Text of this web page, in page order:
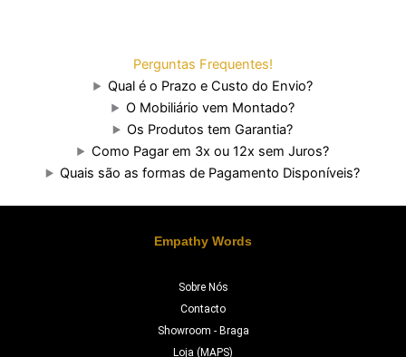
Perguntas Frequentes!
Qual é o Prazo e Custo do Envio?
O Mobiliário vem Montado?
Os Produtos tem Garantia?
Como Pagar em 3x ou 12x sem Juros?
Quais são as formas de Pagamento Disponíveis?
Empathy Words
Sobre Nós
Contacto
Showroom - Braga
Loja (MAPS)